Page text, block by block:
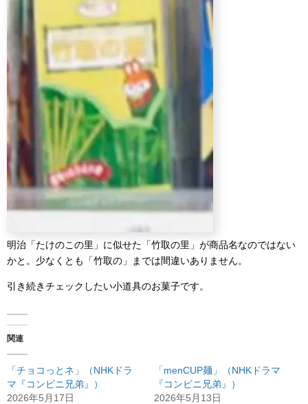
明治「たけのこの里」に似せた「竹取の里」が商品名なのではない
かと。少なくとも「竹取の」までは間違いありません。
引き続きチェックしたい小道具のお菓子です。
関連
「チョコっとネ」（NHKドラ
マ『コンビニ兄弟』）
2026年5月17日
「menCUP麺」（NHKドラマ
『コンビニ兄弟』）
2026年5月13日